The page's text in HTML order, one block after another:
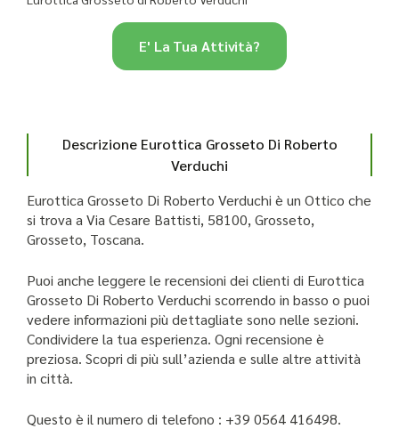
Descrizione Eurottica Grosseto Di Roberto
Verduchi
Eurottica Grosseto Di Roberto Verduchi è un Ottico che
si trova a Via Cesare Battisti, 58100, Grosseto,
Grosseto, Toscana.
Puoi anche leggere le recensioni dei clienti di Eurottica
Grosseto Di Roberto Verduchi scorrendo in basso o puoi
vedere informazioni più dettagliate sono nelle sezioni.
Condividere la tua esperienza. Ogni recensione è
preziosa. Scopri di più sull’azienda e sulle altre attività
in città.
Questo è il numero di telefono : +39 0564 416498.
E' La Tua Attività?